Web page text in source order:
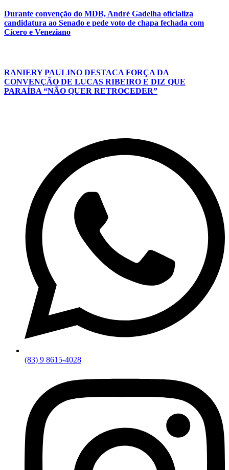
Durante convenção do MDB, André Gadelha oficializa
candidatura ao Senado e pede voto de chapa fechada com
Cícero e Veneziano
RANIERY PAULINO DESTACA FORÇA DA
CONVENÇÃO DE LUCAS RIBEIRO E DIZ QUE
PARAÍBA “NÃO QUER RETROCEDER”
(83) 9 8615-4028